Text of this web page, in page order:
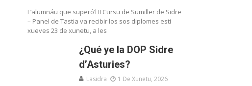
L’alumnáu que superó’l II Cursu de Sumiller de Sidre
– Panel de Tastia va recibir los sos diplomes esti
xueves 23 de xunetu, a les
¿Qué ye la DOP Sidre
d’Asturies?
Lasidra 1 De Xunetu, 2026